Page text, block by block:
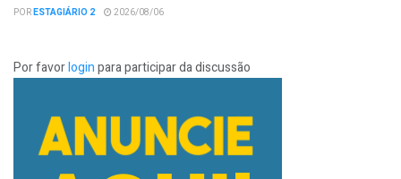
PORESTAGIÁRIO 2 2026/08/06
Por favorloginpara participar da discussão